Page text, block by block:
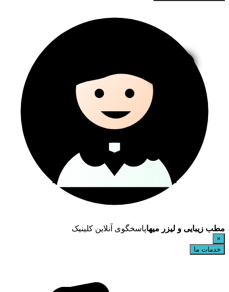
مطب زیبایی و لیزر میهاپاسخگوی آنلاین کلینیک
×
خدمات ما